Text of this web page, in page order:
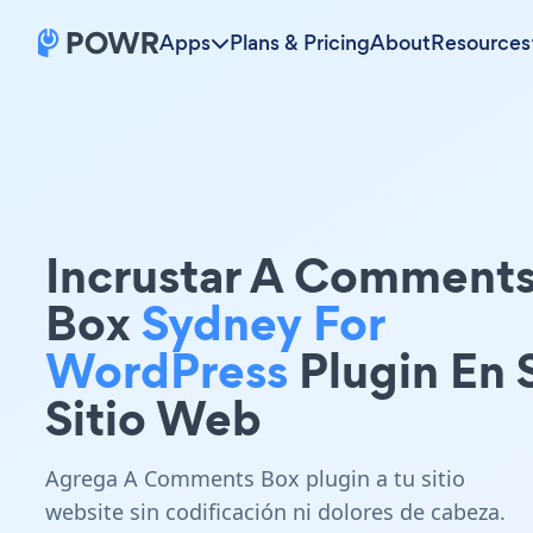
Apps Plans & PricingAboutResources
Incrustar A
BoxSydney For
WordPressPlugin En
Sitio Web
Agrega A Comments Box plugin a tu sitio
website sin codificación ni dolores de cabeza.